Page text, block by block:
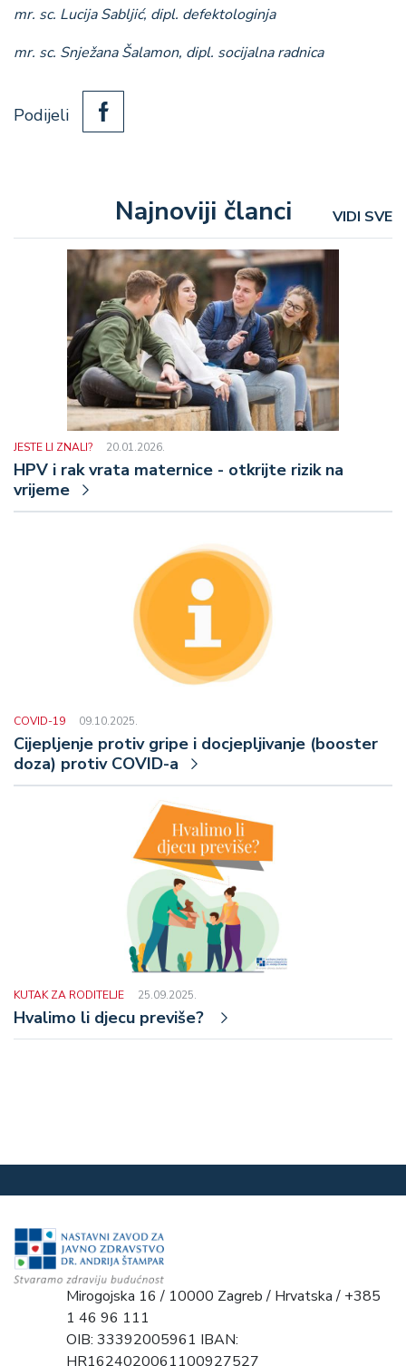
mr. sc. Lucija Sabljić, dipl. defektologinja
mr. sc. Snježana Šalamon, dipl. socijalna radnica
Podijeli
Najnoviji članci VIDI SVE
JESTE LI ZNALI? 20.01.2026.
HPV i rak vrata maternice - otkrijte rizik na
vrijeme
COVID-19 09.10.2025.
Cijepljenje protiv gripe i docjepljivanje (booster
doza) protiv COVID-a
KUTAK ZA RODITELJE 25.09.2025.
Hvalimo li djecu previše?
Mirogojska 16 / 10000 Zagreb / Hrvatska / +385
1 46 96 111
OIB: 33392005961 IBAN:
HR1624020061100927527